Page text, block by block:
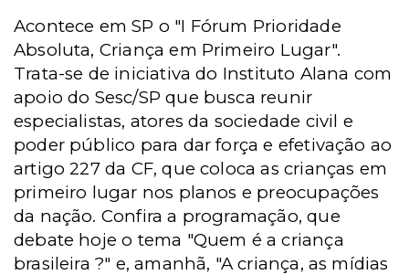
Acontece em SP o "I Fórum Prioridade
Absoluta, Criança em Primeiro Lugar".
Trata-se de iniciativa do Instituto Alana com
apoio do Sesc/SP que busca reunir
especialistas, atores da sociedade civil e
poder público para dar força e efetivação ao
artigo 227 da CF, que coloca as crianças em
primeiro lugar nos planos e preocupações
da nação. Confira a programação, que
debate hoje o tema "Quem é a criança
brasileira ?" e, amanhã, "A criança, as mídias